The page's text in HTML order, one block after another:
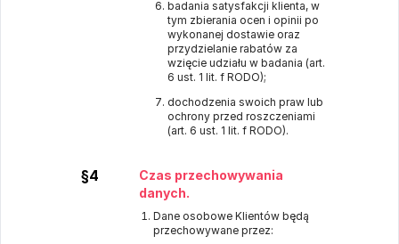
badania satysfakcji klienta, w
tym zbierania ocen i opinii po
wykonanej dostawie oraz
przydzielanie rabatów za
wzięcie udziału w badania (art.
6 ust. 1 lit. f RODO);
dochodzenia swoich praw lub
ochrony przed roszczeniami
(art. 6 ust. 1 lit. f RODO).
§4
Czas przechowywania
danych.
Dane osobowe Klientów będą
przechowywane przez: